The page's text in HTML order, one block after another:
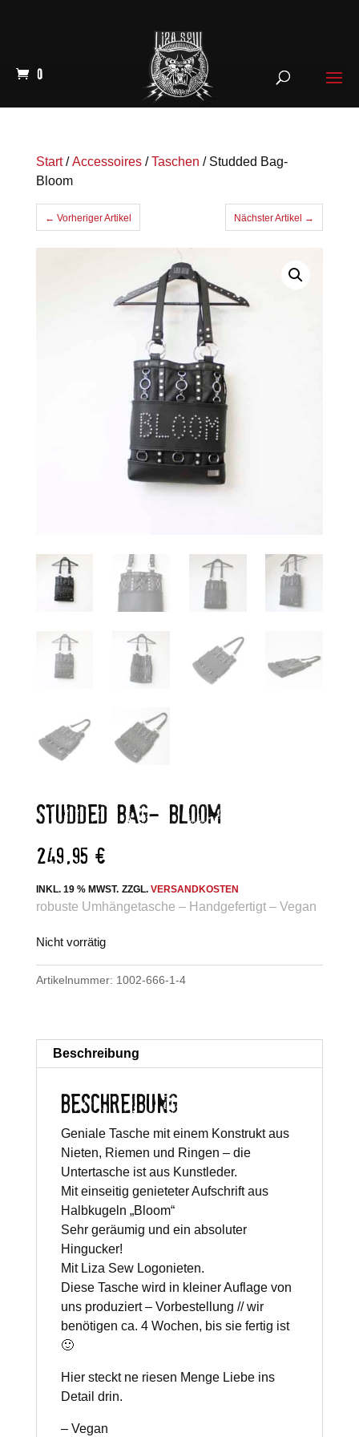
0
Start/Accessoires/Taschen / Studded Bag-
Bloom
← Vorheriger Artikel Nächster Artikel →
STUDDED BAG- BLOOM
249,95 €
INKL. 19 % MWST. ZZGL. VERSANDKOSTEN
robuste Umhängetasche – Handgefertigt – Vegan
Nicht vorrätig
Artikelnummer: 1002-666-1-4
Beschreibung
BESCHREIBUNG
Geniale Tasche mit einem Konstrukt aus
Nieten, Riemen und Ringen – die
Untertasche ist aus Kunstleder.
Mit einseitig genieteter Aufschrift aus
Halbkugeln „Bloom“
Sehr geräumig und ein absoluter
Hingucker!
Mit Liza Sew Logonieten.
Diese Tasche wird in kleiner Auflage von
uns produziert – Vorbestellung // wir
benötigen ca. 4 Wochen, bis sie fertig ist
🙂
Hier steckt ne riesen Menge Liebe ins
Detail drin.
– Vegan